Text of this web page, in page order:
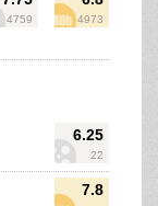
4759 4973
6.25
22
7.8